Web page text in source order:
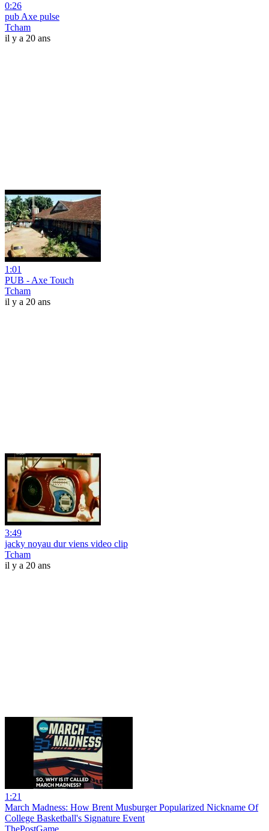
0:26
pub Axe pulse
Tcham
il y a 20 ans
1:01
PUB - Axe Touch
Tcham
il y a 20 ans
3:49
jacky noyau dur viens video clip
Tcham
il y a 20 ans
1:21
March Madness: How Brent Musburger Popularized Nickname Of
College Basketball's Signature Event